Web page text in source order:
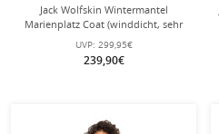
Jack Wolfskin Wintermantel
Marienplatz Coat (winddicht, sehr
wasserabweisend) braun Damen
UVP: 299,95€
239,90€